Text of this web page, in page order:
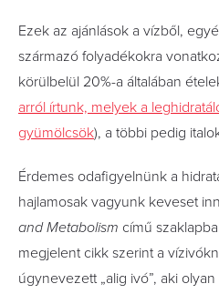
Ezek az ajánlások a vízből,
származó folyadékokra
körülbelül 20%-a általában
arról írtunk, melyek a
gyümölcsök), a többi pedig
Érdemes odafigyelnünk a
hajlamosak vagyunk keveset
and Metabolism című
megjelent cikk szerint a
úgynevezett „alig ivó”, aki